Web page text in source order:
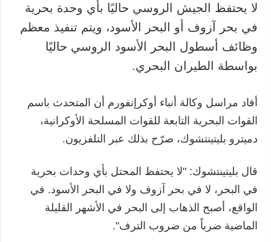
لا يحتفظ الجيش الروسي حاليًا بأي وحدة بحرية
في بحر آزوف أو البحر الأسود، ويتم تنفيذ معظم
وظائف أسطول البحر الأسود الروسي حاليًا
بواسطة الطيران البحري.
أفاد مراسل وكالة أنباء أوكرإنفورم أن المتحدث باسم
القوات البحرية التابعة للقوات المسلحة الأوكرانية،
دميترو بليتينتشوك، صرّح بذلك عبر التلفزيون.
قال بليتينتشوك: "لا يحتفظ المحتل بأي وحدات بحرية
في البحر، لا في بحر آزوف ولا في البحر الأسود. في
الواقع، أصبح الذهاب إلى البحر في الأشهر القليلة
الماضية ضرباً من ضروب الترف".